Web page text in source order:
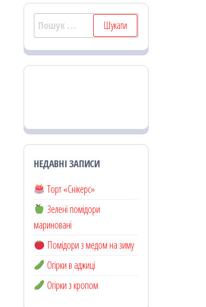
Пошук:
НЕДАВНІ ЗАПИСИ
Торт «Снікерс»
Зелені помідори
мариновані
Помідори з медом на зиму
Огірки в аджиці
Огірки з кропом